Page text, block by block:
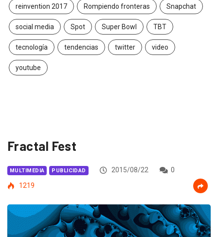
reinvention 2017 Rompiendo fronteras Snapchat
social media Spot Super Bowl TBT
tecnología tendencias twitter video
youtube
Fractal Fest
MULTIMEDIA PUBLICIDAD 2015/08/22
0
1219